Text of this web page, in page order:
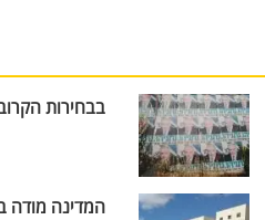
בבחירות
המדינה מודה